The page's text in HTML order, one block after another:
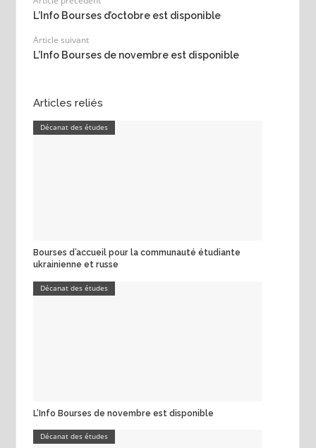
L’Info Bourses d’octobre est disponible
Article suivant
L’Info Bourses de novembre est disponible
Articles reliés
Décanat des études
Bourses d’accueil pour la communauté étudiante
ukrainienne et russe
Décanat des études
L’Info Bourses de novembre est disponible
Décanat des études